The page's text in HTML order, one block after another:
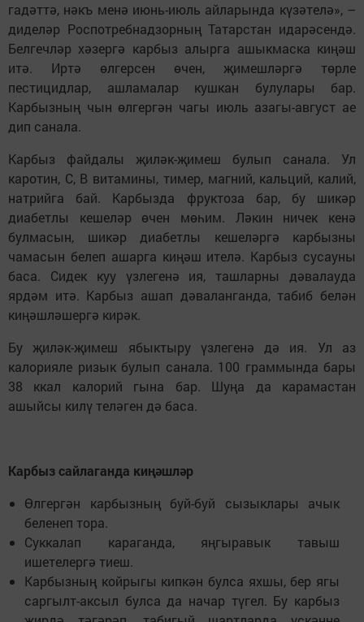
гадәттә, нәкъ менә июнь-июль айларында күзәтелә», –
диделәр Роспотребнадзорның Татарстан идарәсендә.
Белгечләр хәзергә карбыз алырга ашыкмаска киңәш
итә. Иртә өлгерсен өчен, җимешләргә төрле
пестицидлар, ашламалар кушкан булулары бар.
Карбызның чын өлгергән чагы июль азагы-август ае
дип санала.
Карбыз файдалы җиләк-җимеш булып санала. Ул
каротин, С, В витамины, тимер, магний, кальций, калий,
натрийга бай. Карбызда фруктоза бар, бу шикәр
диабетлы кешеләр өчен мөһим. Ләкин ничек кенә
булмасын, шикәр диабетлы кешеләргә карбызны
чамасын белеп ашарга киңәш ителә. Карбыз сусауны
баса. Сидек куу үзлегенә ия, ташларны дәвалауда
ярдәм итә. Карбыз ашап дәваланганда, табиб белән
киңәшләшергә кирәк.
Бу җиләк-җимеш ябыктыру үзлегенә дә ия. Ул аз
калорияле ризык булып санала. 100 граммында бары
38 ккал калорий гына бар. Шуңа да карамастан
ашыйсы килү теләген дә баса.
Карбыз сайлаганда киңәшләр
Өлгергән карбызның буй-буй сызыклары ачык
беленеп тора.
Суккалап караганда, яңгыравык тавыш
ишетелергә тиеш.
Карбызның койрыгы кипкән булса яхшы, бер ягы
саргылт-аксыл булса да начар түгел. Бу карбыз